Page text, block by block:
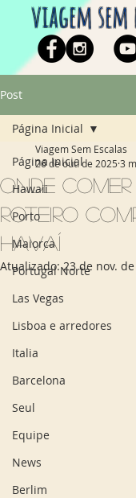
viagem sem
Post
Página Inicial
Hawaii
Porto
Maiorca
Portugal Norte
Las Vegas
Lisboa e arredores
Italia
Barcelona
Seul
Equipe
News
Berlim
Página Inicial
Onde comer
roteiro
Havaí
Viagem Sem Escalas
26 de out. de 2025 3
Atualizado:23 de nov.